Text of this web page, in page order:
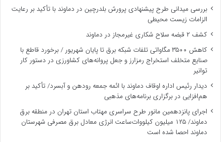
بررسی میدانی طرح پیشنهادی پرورش بلدرچین در دماوند با تأکید بر رعایت
الزامات زیست ‌محیطی
کشف ۲ قبضه سلاح شکاری غیرمجاز در دماوند
کاهش ۳۵۰۰ مگاواتی تلفات شبکه برق تا پایان شهریور / برخورد قاطع با
صنایع متخلف استخراج رمزارز و جعل پروانه‌های کشاورزی در دستور کار
توانیر
دیدار رئیس اداره اوقاف دماوند با ائمه جمعه رودهن و آبسرد/ تأکید بر
هم‌افزایی در برگزاری برنامه‌های مذهبی
اجرای پانزدهمین مانور طرح سراسری مهتاب استان تهران در منطقه برق
دماوند/ ۱۲۵ میلیون کیلووات‌ساعت انرژی معادل برق مصرفی شهرستان
دماوند احصا شده است